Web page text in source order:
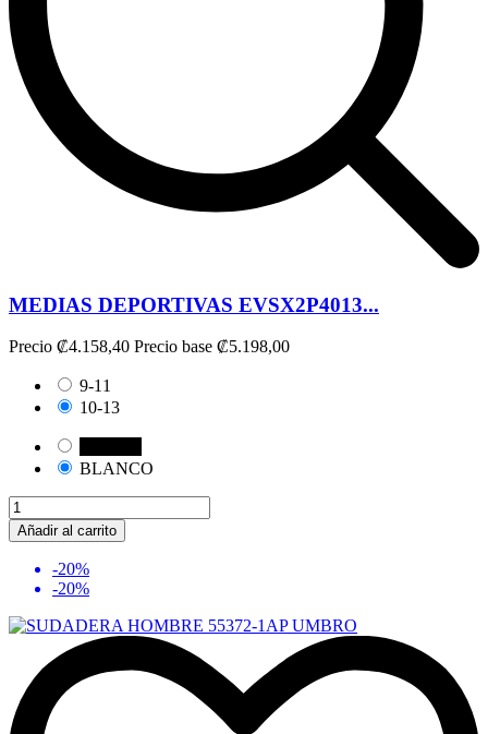
MEDIAS DEPORTIVAS EVSX2P4013...
Precio ₡4.158,40 Precio base ₡5.198,00
9-11
10-13
BLANCO
Añadir al carrito
-20%
-20%